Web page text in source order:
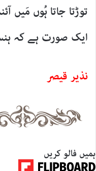
توڑتا جاتا ہُوں مَیں
ایک صورت ہے کہ
نذیر قیصر
ہمیں فالو کریں